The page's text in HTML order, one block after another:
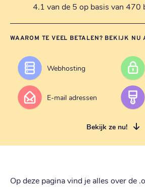
4.1 van de 5 op basis van 470
WAAROM TE VEEL BETALEN? BEKIJK NU
Webhosting
E-mail adressen
Bekijk ze nu!
Op deze pagina vind je alles over de